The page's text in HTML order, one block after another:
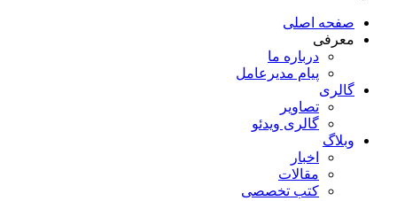
صفحه اصلی
معرفی
درباره ما
پیام مدیرعامل
گالری
تصاویر
گالری ویدئو
وبلاگ
اخبار
مقالات
کتب تخصصی